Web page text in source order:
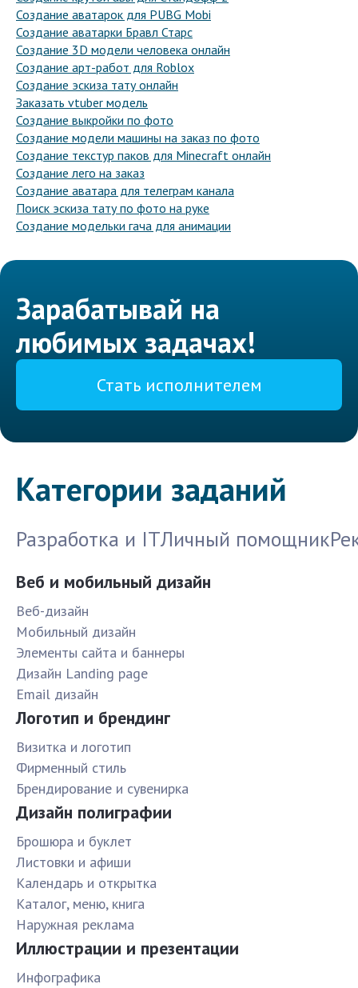
Создание аватарок для PUBG Mobi
Создание аватарки Бравл Старс
Создание 3D модели человека онлайн
Создание арт-работ для Roblox
Создание эскиза тату онлайн
Заказать vtuber модель
Создание выкройки по фото
Создание модели машины на заказ по фото
Создание текстур паков для Minecraft онлайн
Создание лего на заказ
Создание аватара для телеграм канала
Поиск эскиза тату по фото на руке
Создание модельки гача для анимации
Зарабатывай на
любимых задачах!
Стать исполнителем
Категории заданий
Разработка и ITЛичный помощник
Веб и мобильный дизайн
Веб-дизайн
Мобильный дизайн
Элементы сайта и баннеры
Дизайн Landing page
Email дизайн
Логотип и брендинг
Визитка и логотип
Фирменный стиль
Брендирование и сувенирка
Дизайн полиграфии
Брошюра и буклет
Листовки и афиши
Календарь и открытка
Каталог, меню, книга
Наружная реклама
Иллюстрации и презентации
Инфографика